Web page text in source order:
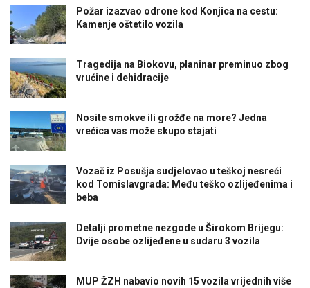
Požar izazvao odrone kod Konjica na cestu:
Kamenje oštetilo vozila
Tragedija na Biokovu, planinar preminuo zbog
vrućine i dehidracije
Nosite smokve ili grožđe na more? Jedna
vrećica vas može skupo stajati
Vozač iz Posušja sudjelovao u teškoj nesreći
kod Tomislavgrada: Među teško ozlijeđenima i
beba
Detalji prometne nezgode u Širokom Brijegu:
Dvije osobe ozlijeđene u sudaru 3 vozila
MUP ŽZH nabavio novih 15 vozila vrijednih više